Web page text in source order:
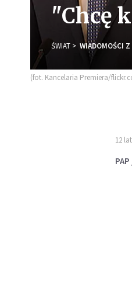
"Chcę
ŚWIAT WIADOMOŚCI Z
(fot. Kancelaria Premiera/
12